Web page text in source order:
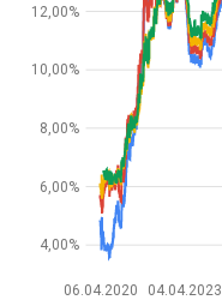
06.04.2020 04.04.2023
4,00%
6,00%
8,00%
10,00%
12,00%